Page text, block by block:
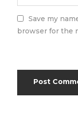
Save my
browser for the